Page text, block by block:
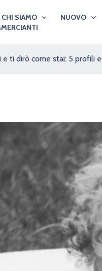
CHI SIAMO NUOVO
e ti dirò come stai: 5 profili
articoli